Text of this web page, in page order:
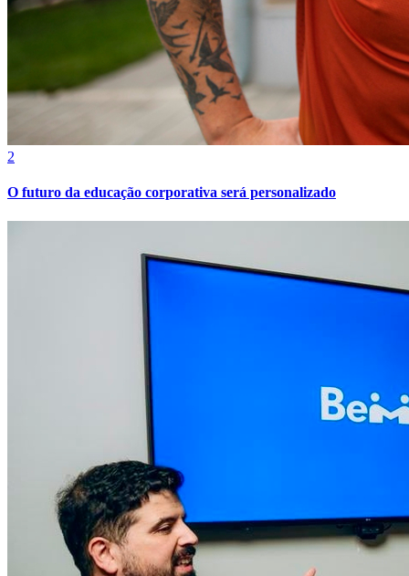
Atlético-MG
2
O futuro da educação corporativa será personalizado